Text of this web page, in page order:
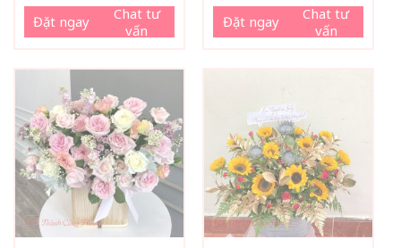
Đặt ngay
Chat tư
vấn
Đặt ngay
Chat tư
vấn